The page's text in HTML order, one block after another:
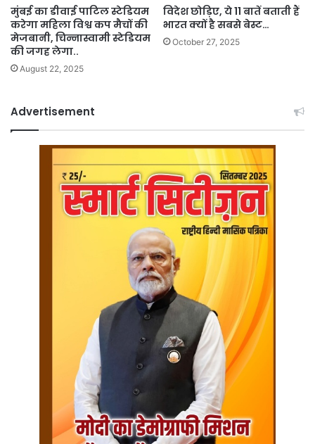
मुंबई का डीवाई पाटिल स्टेडियम
करेगा महिला विश्व कप मैचों की
मेजबानी, चिन्नास्वामी स्टेडियम
की जगह लेगा..
August 22, 2025
विदेश छोड़िए, ये 11 बातें बताती हैं
भारत क्यों है सबसे बेस्ट…
October 27, 2025
Advertisement